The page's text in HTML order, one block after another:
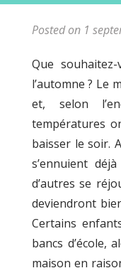
Posted on 1
Que
l’automne ? Le
et, selon
températures
baisser le soir.
s’ennuient
d’autres se
deviendront
Certains
bancs d’école,
maison en